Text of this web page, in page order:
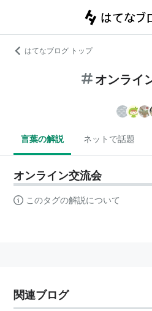
はてなブログ トップ
オンライ
言葉の解説 ネットで話題
オンライン交流会
このタグの解説について
関連ブログ